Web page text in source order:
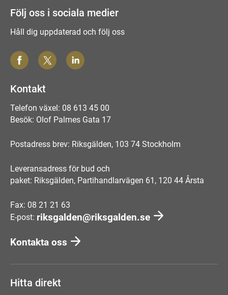
Följ oss i sociala medier
Håll dig uppdaterad och följ oss
Kontakt
Telefon växel: 08 613 45 00
Besök: Olof Palmes Gata 17
Postadress brev: Riksgälden, 103 74 Stockholm
Leveransadress för bud och
paket: Riksgälden, Partihandlarvägen 61, 120 44 Årsta
Fax: 08 21 21 63
E-post: riksgalden@riksgalden.se
Kontakta oss
Hitta direkt